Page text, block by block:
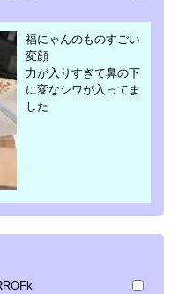
福にゃんのものすごい
変顔
力が入りすぎて鼻の下
に変なシワが入ってま
した